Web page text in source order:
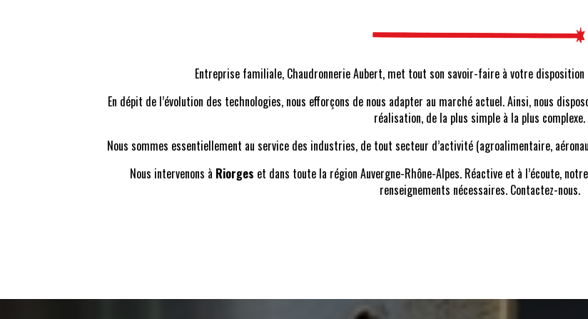
Entreprise familiale, Chaudronnerie Aubert, met tout son savoir-faire à votre
En dépit de l’évolution des technologies, nous efforçons de nous adapter au marché actuel. Ainsi, nous
réalisation, de la plus simple à la plus complexe.
Nous sommes essentiellement au service des industries, de tout secteur d’activité (agroalimentaire,
Nous intervenons à Riorges et dans toute la région Auvergne-Rhône-Alpes. Réactive et à l’écoute,
renseignements nécessaires. Contactez-nous.